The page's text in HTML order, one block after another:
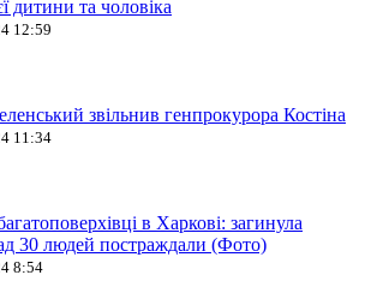
дитини та чоловіка
12:59
звільнив генпрокурора Костіна
11:34
в Харкові: загинула
30 людей постраждали (Фото)
8:54